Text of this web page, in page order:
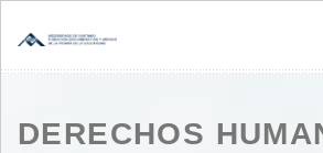
DERECHOS